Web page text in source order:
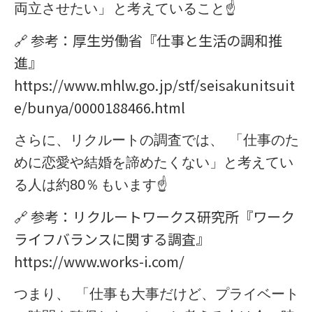
両立させたい」
と考えていること☝️
🔗参考：厚生労働省『仕事と生活の調和推
進』
https://www.mhlw.go.jp/stf/seisakunitsuit
e/bunya/0000188466.html
さらに、リクルートの調査では、
「仕事のた
めに恋愛や結婚を諦めたくない」と考えてい
る人は約80％ もいます☝️
🔗参考：リクルートワークス研究所『ワーク
ライフバランスに関する調査』
https://www.works-i.com/
つまり、
「仕事も大事だけど、プライベート